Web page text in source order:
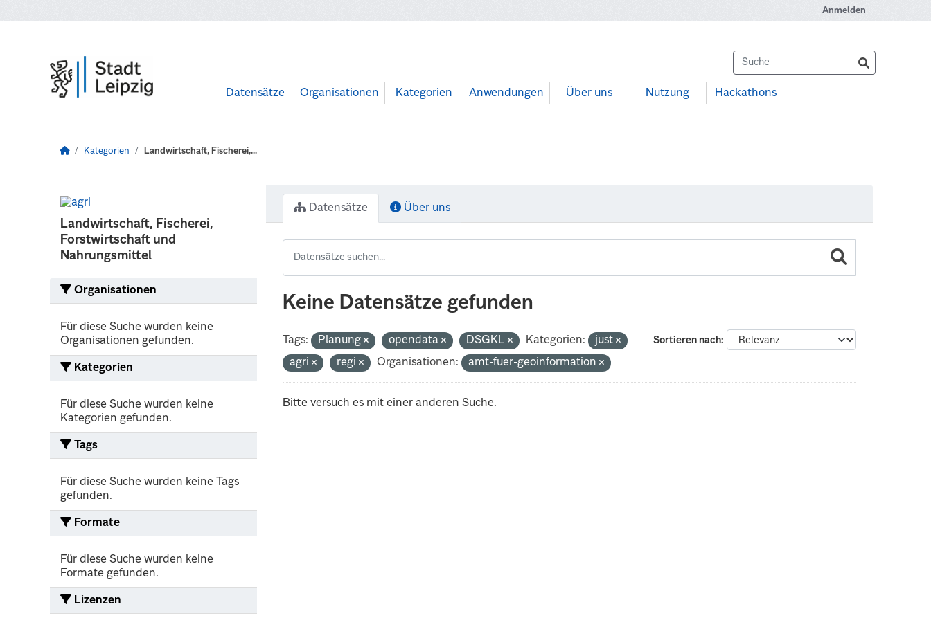
Anmelden
Datensätze Organisationen Kategorien Anwendungen Über uns Nutzung Hackathons
Kategorien Landwirtschaft, Fischerei,...
Landwirtschaft, Fischerei,
Forstwirtschaft und
Nahrungsmittel
Organisationen
Für diese Suche wurden keine
Organisationen gefunden.
Kategorien
Für diese Suche wurden keine
Kategorien gefunden.
Tags
Für diese Suche wurden keine Tags
gefunden.
Formate
Für diese Suche wurden keine
Formate gefunden.
Lizenzen
Datensätze Über uns
Keine Datensätze gefunden
Sortieren nach
Tags: Planung opendata DSGKL Kategorien:
just
agri
regi Organisationen: amt-fuer-geoinformation
Bitte versuch es mit einer anderen Suche.